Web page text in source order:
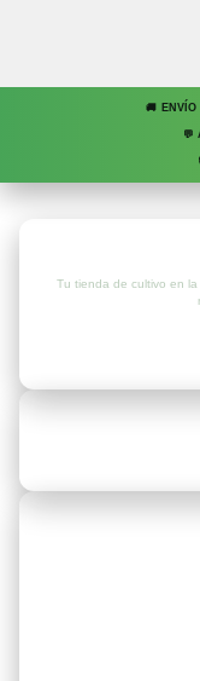
🚚
💬
Tu tienda de cultivo en